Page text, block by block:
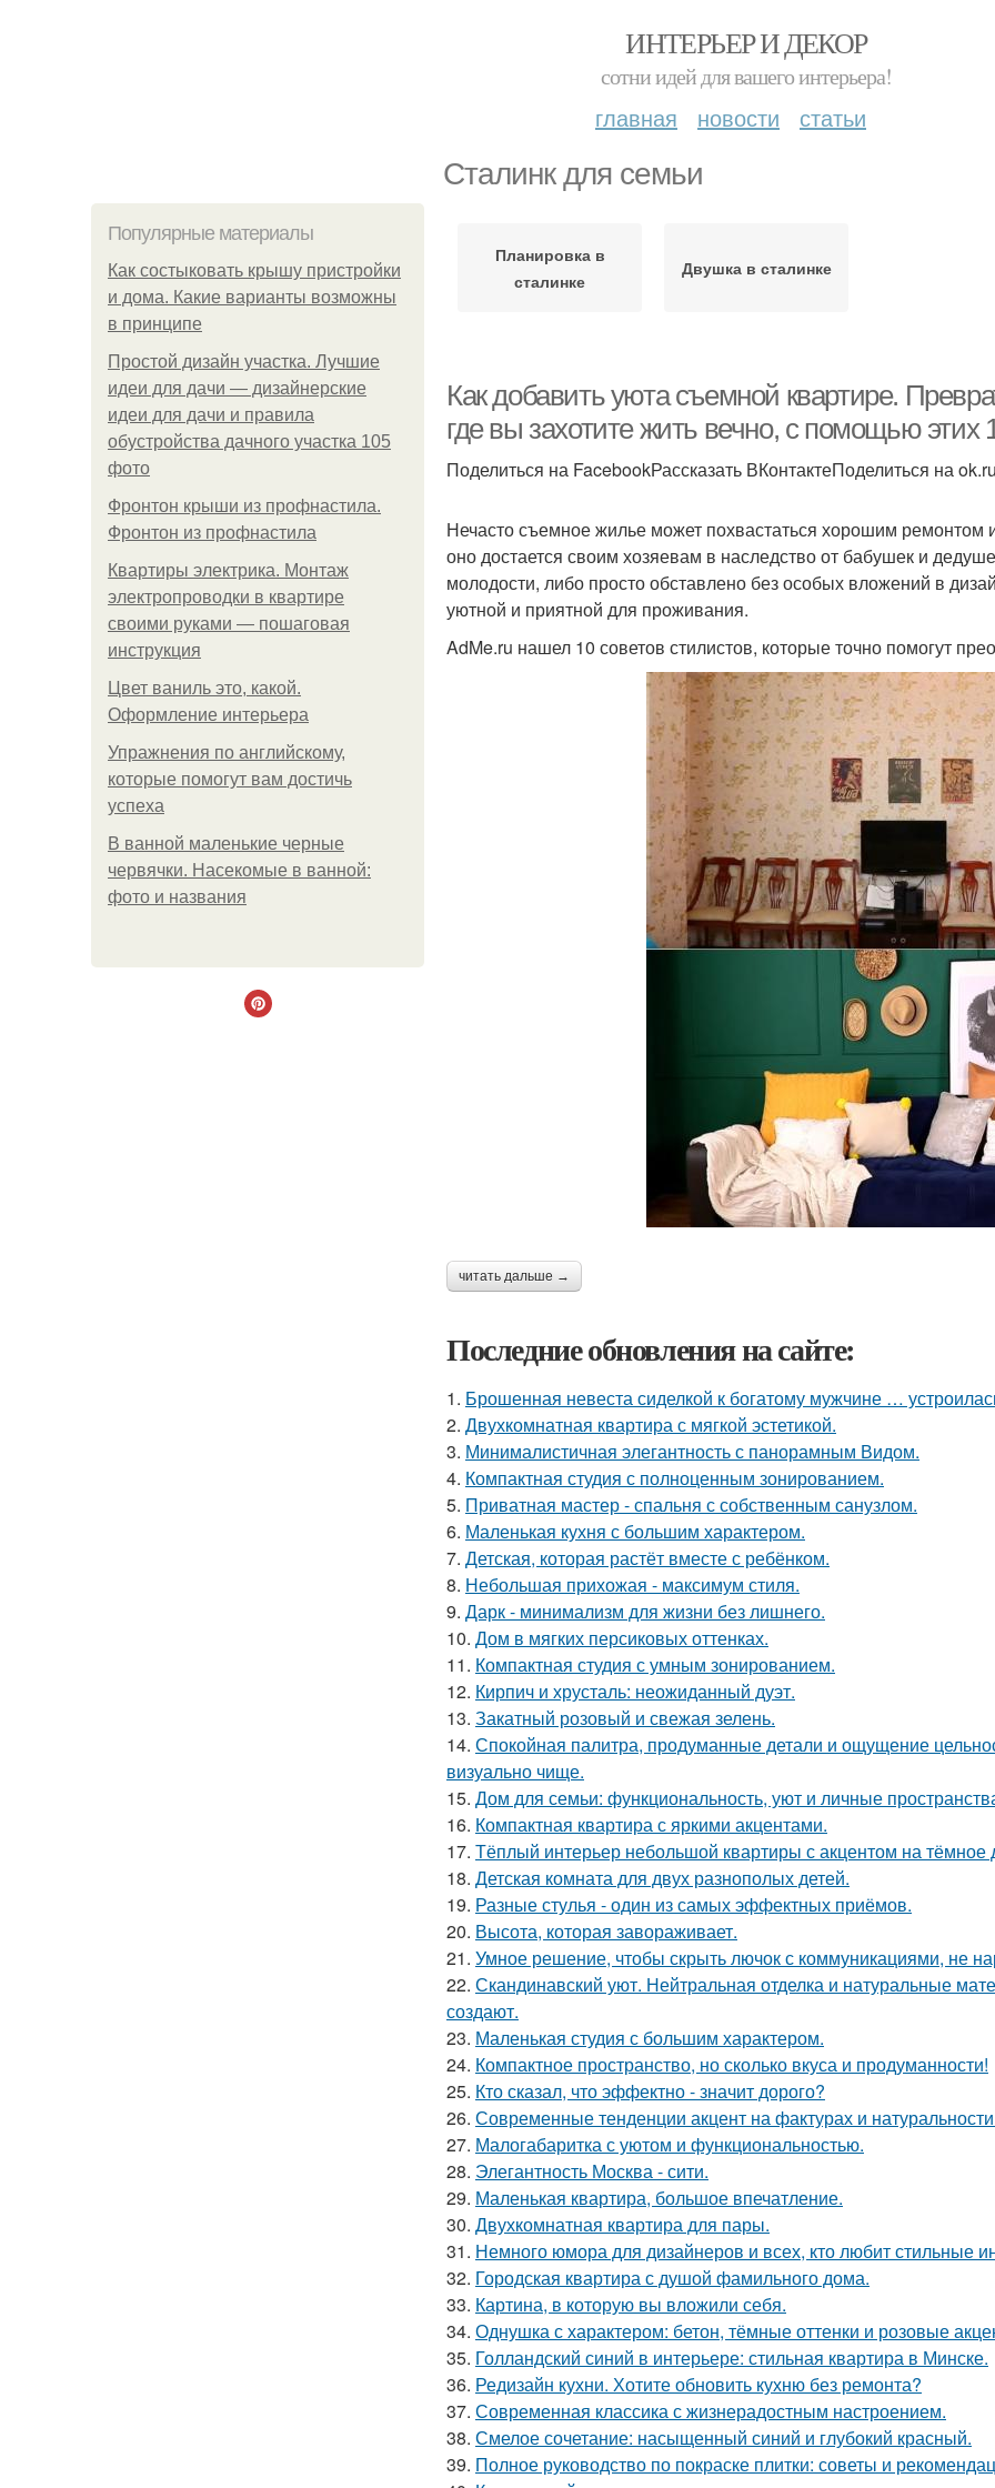
ИНТЕРЬЕР И ДЕКОР
сотни идей для вашего интерьера!
главная новости статьи
Сталинк для семьи
Популярные материалы
Как состыковать крышу пристройки
и дома. Какие варианты возможны
в принципе
Простой дизайн участка. Лучшие
идеи для дачи — дизайнерские
идеи для дачи и правила
обустройства дачного участка 105
фото
Фронтон крыши из профнастила.
Фронтон из профнастила
Квартиры электрика. Монтаж
электропроводки в квартире
своими руками — пошаговая
инструкция
Цвет ваниль это, какой.
Оформление интерьера
Упражнения по английскому,
которые помогут вам достичь
успеха
В ванной маленькие черные
червячки. Насекомые в ванной:
фото и названия
Планировка в
сталинке
Двушка в сталинке
Как добавить уюта съемной квартире.
где вы захотите жить вечно, с помощью этих
Поделиться на FacebookРассказать ВКонтактеПоделиться на
Нечасто съемное жилье может похвастаться хорошим
оно достается своим хозяевам в наследство от бабушек и
молодости, либо просто обставлено без особых вложений в
уютной и приятной для проживания.
AdMe.ru нашел 10 советов стилистов, которые точно помогут
читать дальше →
Последние обновления на сайте:
1. Брошенная невеста сиделкой к богатому мужчине …
2. Двухкомнатная квартира с мягкой эстетикой.
3. Минималистичная элегантность с панорамным Видом.
4. Компактная студия с полноценным зонированием.
5. Приватная мастер - спальня с собственным санузлом.
6. Маленькая кухня с большим характером.
7. Детская, которая растёт вместе с ребёнком.
8. Небольшая прихожая - максимум стиля.
9. Дарк - минимализм для жизни без лишнего.
10. Дом в мягких персиковых оттенках.
11. Компактная студия с умным зонированием.
12. Кирпич и хрусталь: неожиданный дуэт.
13. Закатный розовый и свежая зелень.
14. Спокойная палитра, продуманные детали и ощущение
визуально чище.
15. Дом для семьи: функциональность, уют и личные
16. Компактная квартира с яркими акцентами.
17. Тёплый интерьер небольшой квартиры с акцентом на тёмное
18. Детская комната для двух разнополых детей.
19. Разные стулья - один из самых эффектных приёмов.
20. Высота, которая завораживает.
21. Умное решение, чтобы скрыть лючок с коммуникациями, не
22. Скандинавский уют. Нейтральная отделка и натуральные
создают.
23. Маленькая студия с большим характером.
24. Компактное пространство, но сколько вкуса и продуманности!
25. Кто сказал, что эффектно - значит дорого?
26. Современные тенденции акцент на фактурах и
27. Малогабаритка с уютом и функциональностью.
28. Элегантность Москва - сити.
29. Маленькая квартира, большое впечатление.
30. Двухкомнатная квартира для пары.
31. Немного юмора для дизайнеров и всех, кто любит стильные
32. Городская квартира с душой фамильного дома.
33. Картина, в которую вы вложили себя.
34. Однушка с характером: бетон, тёмные оттенки и розовые
35. Голландский синий в интерьере: стильная квартира в Минске.
36. Редизайн кухни. Хотите обновить кухню без ремонта?
37. Современная классика с жизнерадостным настроением.
38. Смелое сочетание: насыщенный синий и глубокий красный.
39. Полное руководство по покраске плитки: советы и